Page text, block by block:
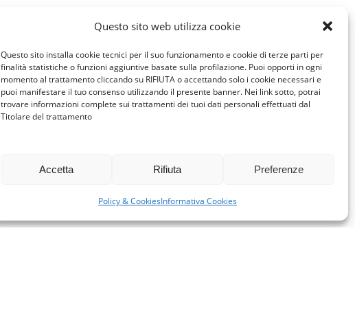
Questo sito web utilizza cookie
Questo sito installa cookie tecnici per il suo funzionamento e cookie di terze parti per
finalità statistiche o funzioni aggiuntive basate sulla profilazione. Puoi opporti in ogni
momento al trattamento cliccando su RIFIUTA o accettando solo i cookie necessari e
puoi manifestare il tuo consenso utilizzando il presente banner. Nei link sotto, potrai
trovare informazioni complete sui trattamenti dei tuoi dati personali effettuati dal
Titolare del trattamento
Accetta Rifiuta Preferenze
Policy & CookiesInformativa Cookies